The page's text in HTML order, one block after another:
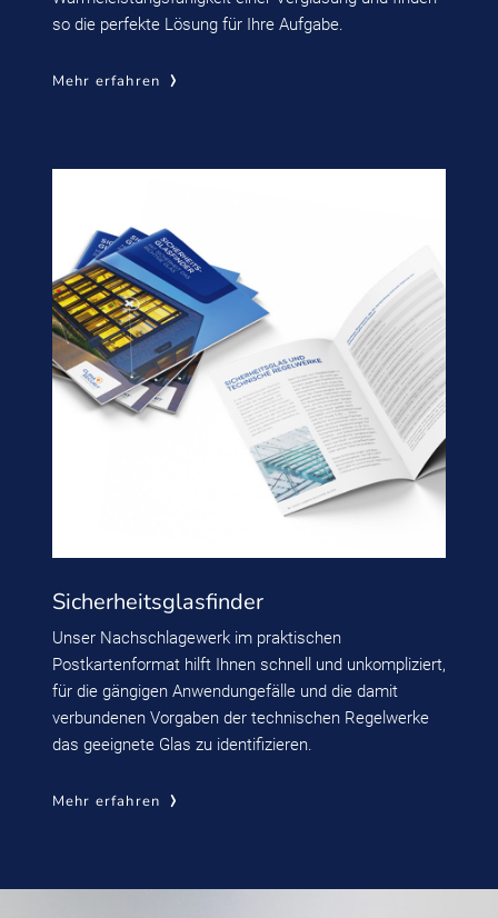
so die perfekte Lösung für Ihre Aufgabe.
Mehr erfahren
Sicherheitsglasfinder
Unser Nachschlagewerk im praktischen
Postkartenformat hilft Ihnen schnell und unkompliziert,
für die gängigen Anwendungefälle und die damit
verbundenen Vorgaben der technischen Regelwerke
das geeignete Glas zu identifizieren.
Mehr erfahren